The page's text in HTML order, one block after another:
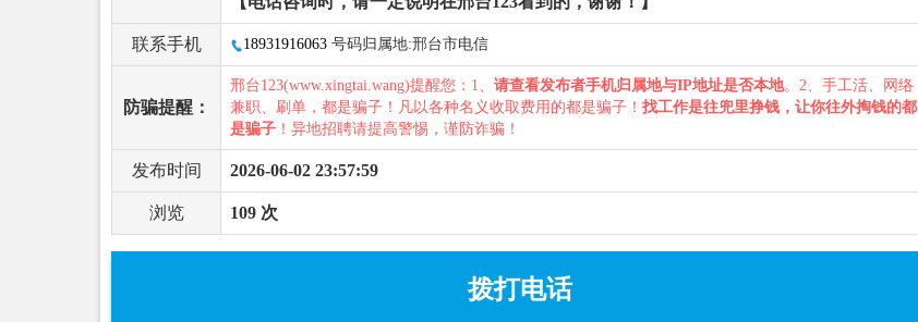
联系手机 18931916063 号码归属地:邢台市电信
防骗提醒：
邢台123(www.xingtai.wang)提醒您：1、 请查看发布者手机归属地与IP地址是否本地。2、手工活、网络
兼职、刷单，都是骗子！凡以各种名义收取费用的都是骗子！ 找工作是往兜里挣钱，让你往外掏钱的都
是骗子 ！异地招聘请提高警惕，谨防诈骗！
发布时间 2026-06-02 23:57:59
浏览 109 次
拨打电话